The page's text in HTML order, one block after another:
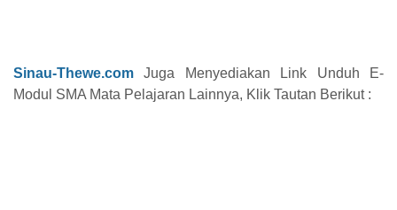
Sinau-Thewe.com Juga Menyediakan Link Unduh E-
Modul SMA Mata Pelajaran Lainnya, Klik Tautan Berikut :